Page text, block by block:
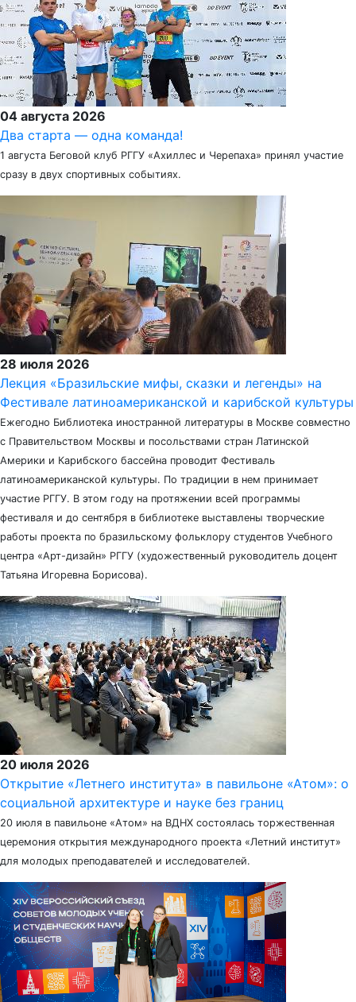
04 августа 2026
Два старта — одна команда!
1 августа Беговой клуб РГГУ «Ахиллес и Черепаха» принял участие
сразу в двух спортивных событиях.
28 июля 2026
Лекция «Бразильские мифы, сказки и легенды» на
Фестивале латиноамериканской и карибской культуры
Ежегодно Библиотека иностранной литературы в Москве совместно
с Правительством Москвы и посольствами стран Латинской
Америки и Карибского бассейна проводит Фестиваль
латиноамериканской культуры. По традиции в нем принимает
участие РГГУ. В этом году на протяжении всей программы
фестиваля и до сентября в библиотеке выставлены творческие
работы проекта по бразильскому фольклору студентов Учебного
центра «Арт-дизайн» РГГУ (художественный руководитель доцент
Татьяна Игоревна Борисова).
20 июля 2026
Открытие «Летнего института» в павильоне «Атом»: о
социальной архитектуре и науке без границ
20 июля в павильоне «Атом» на ВДНХ состоялась торжественная
церемония открытия международного проекта «Летний институт»
для молодых преподавателей и исследователей.